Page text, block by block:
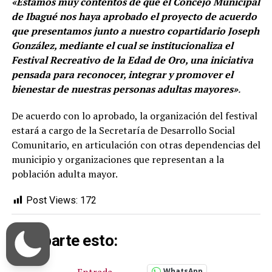
de Ibagué nos haya aprobado el proyecto de acuerdo
que presentamos junto a nuestro copartidario Joseph
González, mediante el cual se institucionaliza el
Festival Recreativo de la Edad de Oro, una iniciativa
pensada para reconocer, integrar y promover el
bienestar de nuestras personas adultas mayores».
De acuerdo con lo aprobado, la organización del festival
estará a cargo de la Secretaría de Desarrollo Social
Comunitario, en articulación con otras dependencias del
municipio y organizaciones que representan a la
población adulta mayor.
Post Views: 172
Comparte esto: